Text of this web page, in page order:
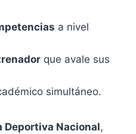
a nivel
que avale sus
simultáneo.
Deportiva Nacional,